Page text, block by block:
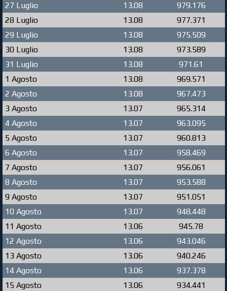
27 Luglio
13.08
979.176
28 Luglio
13.08
977.371
29 Luglio
13.08
975.509
30 Luglio
13.08
973.589
31 Luglio
13.08
971.61
1 Agosto
13.08
969.571
2 Agosto
13.08
967.473
3 Agosto
13.07
965.314
4 Agosto
13.07
963.095
5 Agosto
13.07
960.813
6 Agosto
13.07
958.469
7 Agosto
13.07
956.061
8 Agosto
13.07
953.588
9 Agosto
13.07
951.051
10 Agosto
13.07
948.448
11 Agosto
13.06
945.78
12 Agosto
13.06
943.046
13 Agosto
13.06
940.246
14 Agosto
13.06
937.378
15 Agosto
13.06
934.441